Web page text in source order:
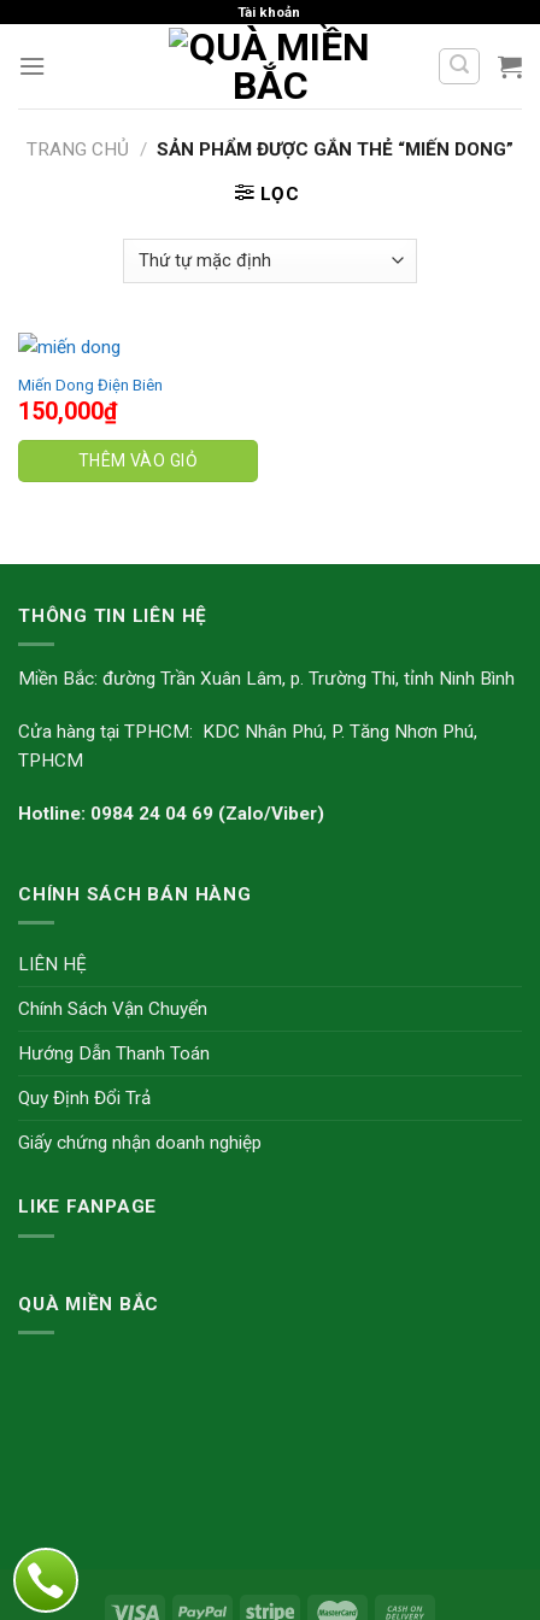
content
Tài khoản
TRANG CHỦ / SẢN PHẨM ĐƯỢC GẮN THẺ “MIẾN DONG”
LỌC
Miến Dong Điện Biên
150,000₫
THÊM VÀO GIỎ
THÔNG TIN LIÊN HỆ
Miền Bắc: đường Trần Xuân Lâm, p. Trường Thi, tỉnh Ninh Bình
Cửa hàng tại TPHCM: KDC Nhân Phú, P. Tăng Nhơn Phú,
TPHCM
Hotline: 0984 24 04 69 (Zalo/Viber)
CHÍNH SÁCH BÁN HÀNG
LIÊN HỆ
Chính Sách Vận Chuyển
Hướng Dẫn Thanh Toán
Quy Định Đổi Trả
Giấy chứng nhận doanh nghiệp
LIKE FANPAGE
QUÀ MIỀN BẮC